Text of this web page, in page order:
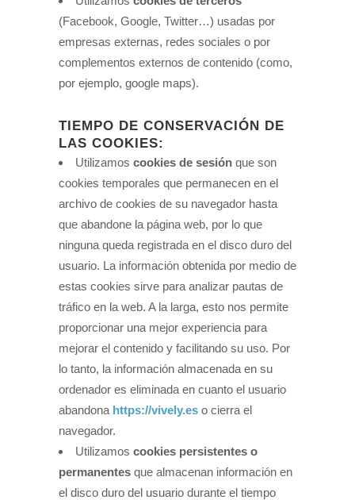
(Facebook, Google, Twitter…) usadas por
empresas externas, redes sociales o por
complementos externos de contenido (como,
por ejemplo, google maps).
TIEMPO DE CONSERVACIÓN DE
LAS COOKIES:
Utilizamos cookies de sesión que son
cookies temporales que permanecen en el
archivo de cookies de su navegador hasta
que abandone la página web, por lo que
ninguna queda registrada en el disco duro del
usuario. La información obtenida por medio de
estas cookies sirve para analizar pautas de
tráfico en la web. A la larga, esto nos permite
proporcionar una mejor experiencia para
mejorar el contenido y facilitando su uso. Por
lo tanto, la información almacenada en su
ordenador es eliminada en cuanto el usuario
abandona https://vively.es o cierra el
navegador.
Utilizamos cookies persistentes o
permanentes que almacenan información en
el disco duro del usuario durante el tiempo